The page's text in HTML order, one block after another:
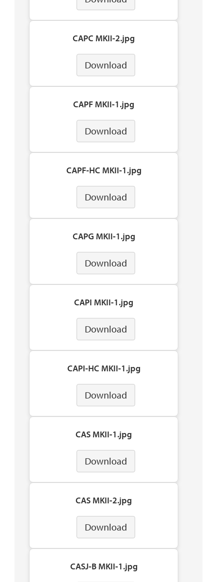
CAPC MKII-2.jpg
Download
CAPF MKII-1.jpg
Download
CAPF-HC MKII-1.jpg
Download
CAPG MKII-1.jpg
Download
CAPI MKII-1.jpg
Download
CAPI-HC MKII-1.jpg
Download
CAS MKII-1.jpg
Download
CAS MKII-2.jpg
Download
CASJ-B MKII-1.jpg